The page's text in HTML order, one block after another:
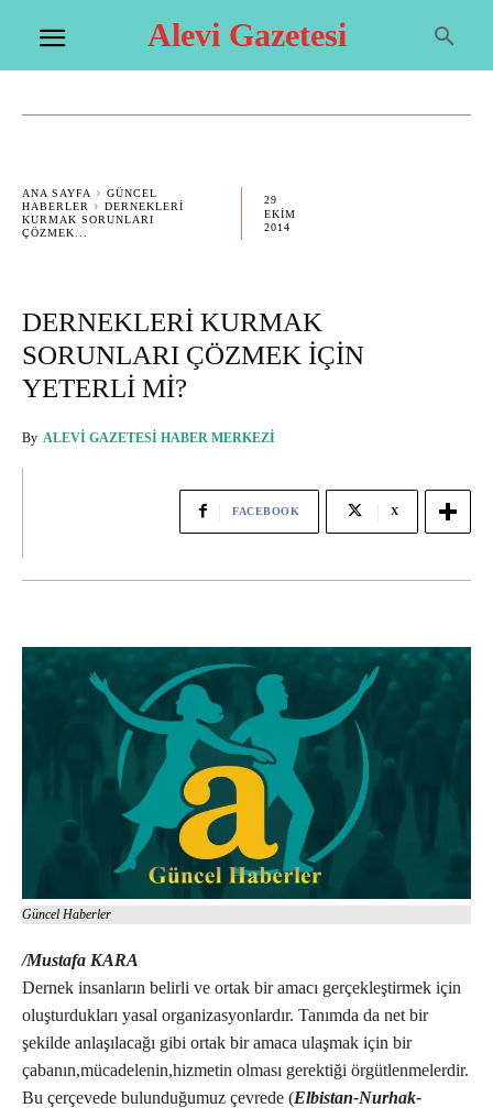
Alevi Gazetesi
ANA SAYFA
GÜNCEL
HABERLER
DERNEKLERİ
KURMAK SORUNLARI
ÇÖZMEK...
29
EKIM
2014
DERNEKLERİ KURMAK
SORUNLARI ÇÖZMEK İÇİN
YETERLİ Mİ?
By ALEVI GAZETESI HABER MERKEZI
FACEBOOK X
Güncel Haberler
/Mustafa KARA
Dernek insanların belirli ve ortak bir amacı gerçekleştirmek için
oluşturdukları yasal organizasyonlardır. Tanımda da net bir
şekilde anlaşılacağı gibi ortak bir amaca ulaşmak için bir
çabanın,mücadelenin,hizmetin olması gerektiği örgütlenmelerdir.
Bu çerçevede bulunduğumuz çevrede (Elbistan-Nurhak-